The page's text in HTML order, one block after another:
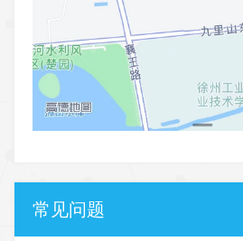
常见问题